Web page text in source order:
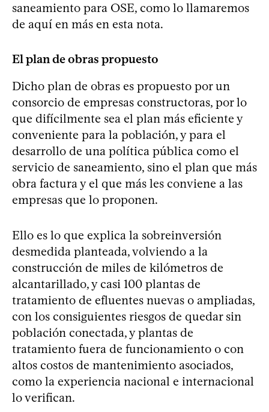
saneamiento para OSE, como lo llamaremos
de aquí en más en esta nota.
El plan de obras propuesto
Dicho plan de obras es propuesto por un
consorcio de empresas constructoras, por lo
que difícilmente sea el plan más eficiente y
conveniente para la población, y para el
desarrollo de una política pública como el
servicio de saneamiento, sino el plan que más
obra factura y el que más les conviene a las
empresas que lo proponen.
Ello es lo que explica la sobreinversión
desmedida planteada, volviendo a la
construcción de miles de kilómetros de
alcantarillado, y casi 100 plantas de
tratamiento de efluentes nuevas o ampliadas,
con los consiguientes riesgos de quedar sin
población conectada, y plantas de
tratamiento fuera de funcionamiento o con
altos costos de mantenimiento asociados,
como la experiencia nacional e internacional
lo verifican.